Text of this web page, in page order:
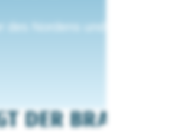
des Nordens und warum
DER